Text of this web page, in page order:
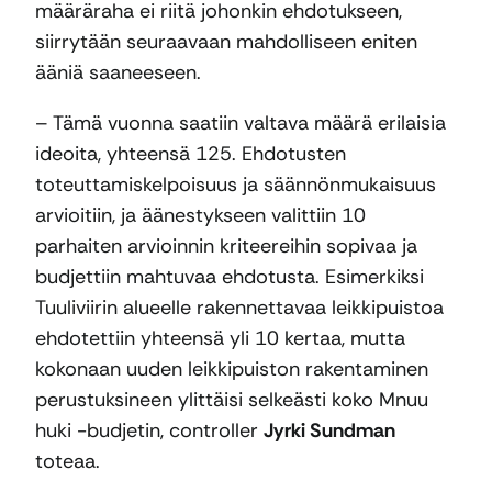
määräraha ei riitä johonkin ehdotukseen,
siirrytään seuraavaan mahdolliseen eniten
ääniä saaneeseen.
– Tämä vuonna saatiin valtava määrä erilaisia
ideoita, yhteensä 125. Ehdotusten
toteuttamiskelpoisuus ja säännönmukaisuus
arvioitiin, ja äänestykseen valittiin 10
parhaiten arvioinnin kriteereihin sopivaa ja
budjettiin mahtuvaa ehdotusta. Esimerkiksi
Tuuliviirin alueelle rakennettavaa leikkipuistoa
ehdotettiin yhteensä yli 10 kertaa, mutta
kokonaan uuden leikkipuiston rakentaminen
perustuksineen ylittäisi selkeästi koko Mnuu
huki -budjetin, controller Jyrki Sundman
toteaa.